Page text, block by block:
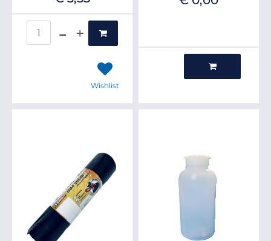
Wishlist